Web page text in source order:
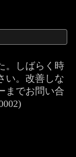
。しばらく時
い。改善しな
までお問い合